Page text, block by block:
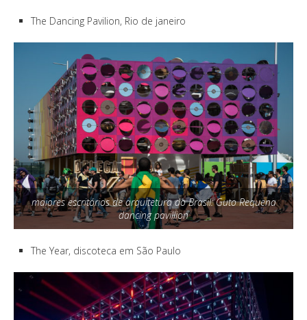
The Dancing Pavilion, Rio de janeiro
maiores escritórios de arquitetura do Brasil: Guto Requena
dancing pavillion
The Year, discoteca em São Paulo